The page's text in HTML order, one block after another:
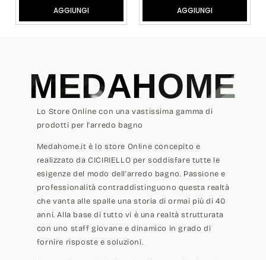
AGGIUNGI AGGIUNGI
MEDAHOME
Lo Store Online con una vastissima gamma di
prodotti per l'arredo bagno
Medahome.it è lo store Online concepito e
realizzato da CICIRIELLO per soddisfare tutte le
esigenze del modo dell'arredo bagno. Passione e
professionalità contraddistinguono questa realtà
che vanta alle spalle una storia di ormai più di 40
anni. Alla base di tutto vi è una realtà strutturata
con uno staff giovane e dinamico in grado di
fornire risposte e soluzioni.